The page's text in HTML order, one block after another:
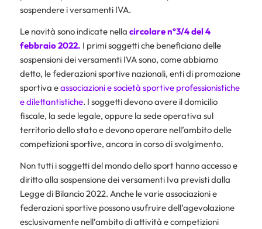
sospendere i versamenti IVA.
Le novità sono indicate nella circolare n°3/4 del 4
febbraio 2022. I primi soggetti che beneficiano delle
sospensioni dei versamenti IVA sono, come abbiamo
detto, le federazioni sportive nazionali, enti di promozione
sportiva eassociazioni e società sportive professionistiche
e dilettantistiche. I soggetti devono avere il domicilio
fiscale, la sede legale, oppure la sede operativa sul
territorio dello stato e devono operare nell’ambito delle
competizioni sportive, ancora in corso di svolgimento.
Non tutti i soggetti del mondo dello sport hanno accesso e
diritto alla sospensione dei versamenti Iva previsti dalla
Legge di Bilancio 2022. Anche le varie associazioni e
federazioni sportive possono usufruire dell’agevolazione
esclusivamente nell’ambito di attività e competizioni